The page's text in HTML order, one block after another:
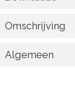
Omschrijving
Algemeen